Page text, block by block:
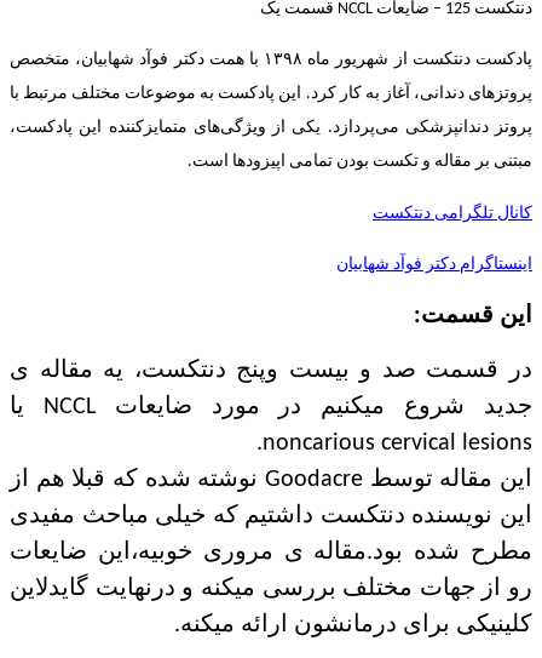
دنتکست 125 – ضایعات NCCL قسمت یک
پادکست دنتکست از شهریور ماه ۱۳۹۸ با همت دکتر فوآد شهابیان، متخصص
پروتزهای دندانی، آغاز به کار کرد. این پادکست به موضوعات مختلف مرتبط با
پروتز دندانپزشکی می‌پردازد. یکی از ویژگی‌های متمایزکننده این پادکست،
مبتنی بر مقاله و تکست بودن تمامی اپیزودها است.
کانال تلگرامی دنتکست
اینستاگرام دکتر فوآد شهابیان
این قسمت:
در قسمت صد و بیست و‌پنج دنتکست، یه مقاله ی
جدید شروع میکنیم در مورد ضایعات NCCL یا
noncarious cervical lesions.
این مقاله توسط Goodacre نوشته شده که قبلا هم از
این نویسنده دنتکست داشتیم که خیلی مباحث مفیدی
مطرح شده بود.مقاله ی مروری خوبیه،این ضایعات
رو از جهات مختلف بررسی میکنه و درنهایت گایدلاین
کلینیکی برای درمانشون ارائه میکنه.